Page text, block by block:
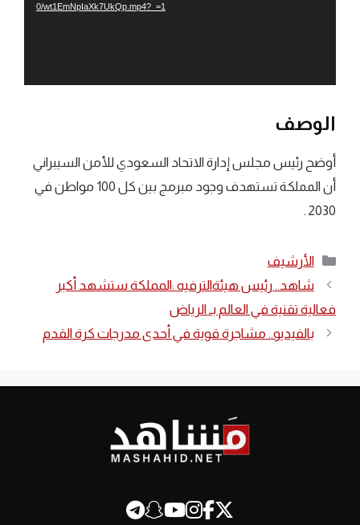
0/wt1EmNpIaXk7UkQp.mp4?_=1
الوصف
‏أوضح رئيس مجلس إدارة الاتحاد السعودي للأمن السيبراني
أن المملكة تستهدف وجود مبرمج بين كل 100 مواطن في
2030 .
التصنيفات
الأرشيف
شاهد.. رئيس ‎هيئةالترفيه :المملكة ستشهد أكبر
فعالية تقنية في العالم بـ الرياض
بالفيديو.. مشاجرة قوية في أحدى مدرجات كرة القدم